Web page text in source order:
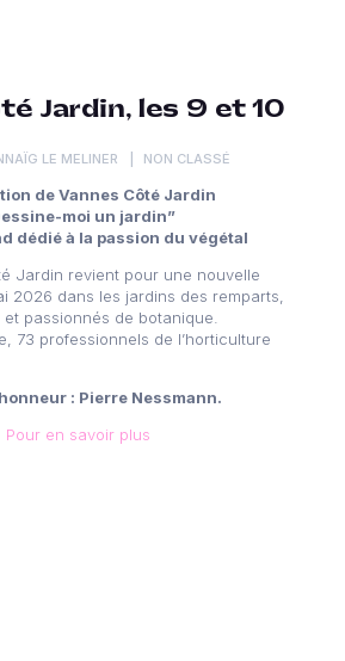
Jardin, les 9 et 10
LE MELINER NON CLASSÉ
de Vannes Côté Jardin
moi un jardin”
dédié à la passion du végétal
Jardin revient pour une nouvelle
2026 dans les jardins des remparts,
passionnés de botanique.
73 professionnels de l’horticulture
: Pierre Nessmann.
Pour en savoir plus